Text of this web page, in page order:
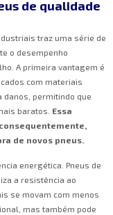
de qualidade
traz uma série de
o desempenho
A primeira vantagem é
com materiais
permitindo que
baratos. Essa
de novos pneus.
energética. Pneus de
a resistência ao
se movam com menos
mas também pode